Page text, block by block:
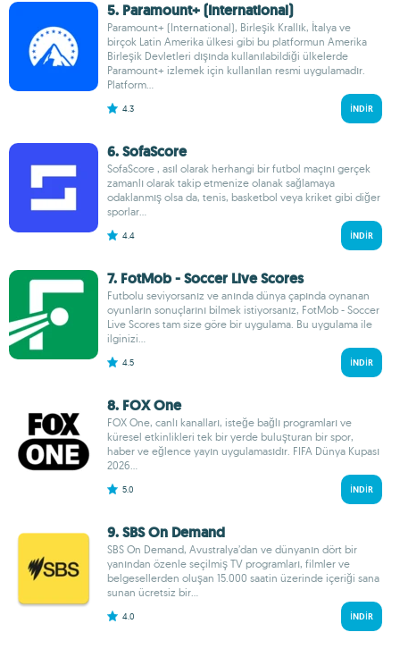
5. Paramount+ (International)
Paramount+ (International), Birleşik Krallık, İtalya ve
birçok Latin Amerika ülkesi gibi bu platformun Amerika
Birleşik Devletleri dışında kullanılabildiği ülkelerde
Paramount+ izlemek için kullanılan resmi uygulamadır.
Platform...
4.3 İNDIR
6. SofaScore
SofaScore , asıl olarak herhangi bir futbol maçını gerçek
zamanlı olarak takip etmenize olanak sağlamaya
odaklanmış olsa da, tenis, basketbol veya kriket gibi diğer
sporlar...
4.4 İNDIR
7. FotMob - Soccer Live Scores
Futbolu seviyorsanız ve anında dünya çapında oynanan
oyunların sonuçlarını bilmek istiyorsanız, FotMob - Soccer
Live Scores tam size göre bir uygulama. Bu uygulama ile
ilginizi...
4.5 İNDIR
8. FOX One
FOX One, canlı kanalları, isteğe bağlı programları ve
küresel etkinlikleri tek bir yerde buluşturan bir spor,
haber ve eğlence yayın uygulamasıdır. FIFA Dünya Kupası
2026...
5.0 İNDIR
9. SBS On Demand
SBS On Demand, Avustralya’dan ve dünyanın dört bir
yanından özenle seçilmiş TV programları, filmler ve
belgesellerden oluşan 15.000 saatin üzerinde içeriği sana
sunan ücretsiz bir...
4.0 İNDIR